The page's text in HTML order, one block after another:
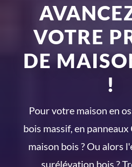
VOTRE
DE
!
Pour votre maison en
bois massif, en panneaux
maison bois ? Ou alors
surélévation bois ?